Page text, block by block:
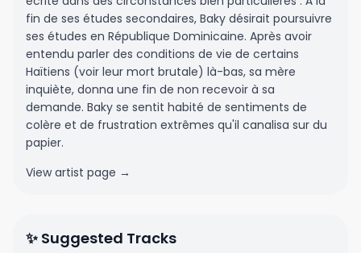
fin de ses études secondaires, Baky désirait poursuivre
ses études en République Dominicaine. Après avoir
entendu parler des conditions de vie de certains
Haïtiens (voir leur mort brutale) là-bas, sa mère
inquiète, donna une fin de non recevoir à sa
demande. Baky se sentit habité de sentiments de
colère et de frustration extrêmes qu'il canalisa sur du
papier.
View artist page →
✨ Suggested Tracks